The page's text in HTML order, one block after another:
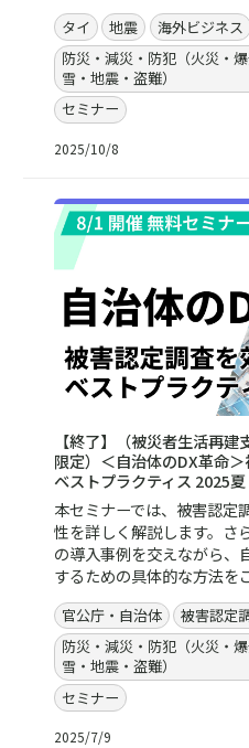
タイ 地震
海外ビジネス
防災・減災・防犯（火災・
雪・地震・盗難）
セミナー
2025/10/8
【終了】（被災者生活再
限定）＜自治体のDX革命
ベストプラクティス 2025夏
本セミナーでは、被害認定
性を詳しく解説します。さ
の導入事例を交えながら、
するための具体的な方法を
官公庁・自治体
被害認定
防災・減災・防犯（火災・
雪・地震・盗難）
セミナー
2025/7/9